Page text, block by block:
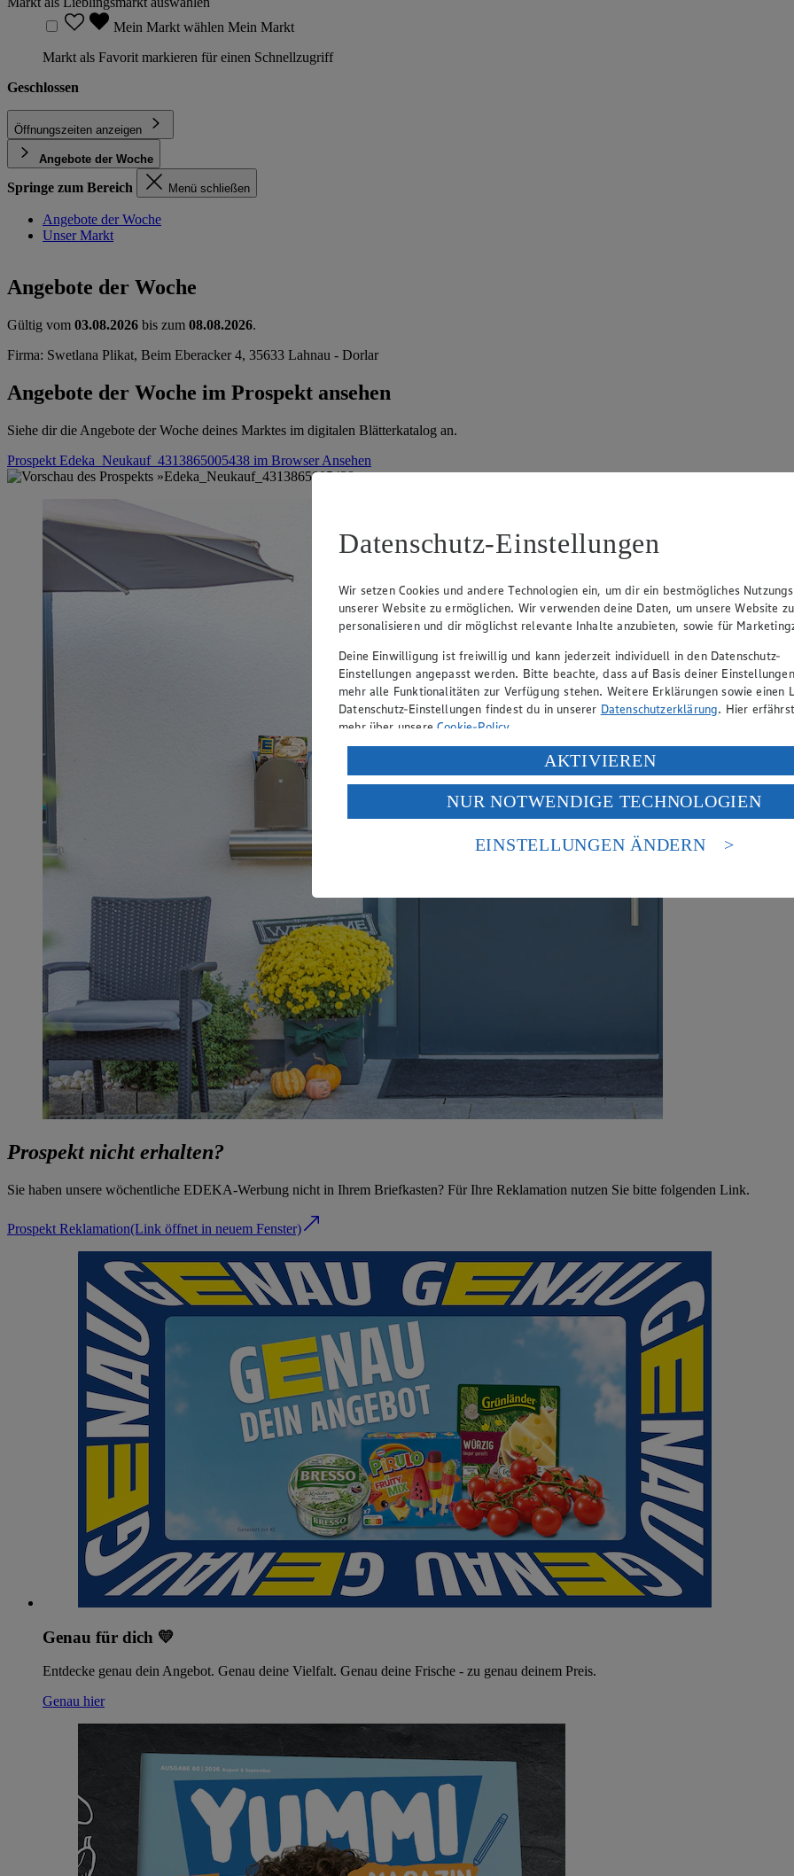
Mein Markt wählen Mein Markt
Markt als Favorit markieren für einen Schnellzugriff
Geschlossen
Öffnungszeiten anzeigen
Angebote der Woche
Springe zum Bereich Menü schließen
Angebote der Woche
Unser Markt
Angebote der Woche
Gültig vom 03.08.2026 bis zum 08.08.2026.
Firma: Swetlana Plikat, Beim Eberacker 4, 35633 Lahnau - Dorlar
Angebote der Woche im Prospekt ansehen
Siehe dir die Angebote der Woche deines Marktes im digitalen Blätterkatalog an.
Prospekt Edeka_Neukauf_4313865005438 im BrowserAnsehen
Prospekt nicht erhalten?
Sie haben unsere wöchentliche EDEKA-Werbung nicht in Ihrem Briefkasten? Für Ihre Reklamation nutzen Sie bitte folgenden Link.
Prospekt Reklamation(Link öffnet in neuem Fenster)
Genau für dich 💛
Entdecke genau dein Angebot. Genau deine Vielfalt. Genau deine Frische - zu genau deinem Preis.
Genau hier
Datenschutz-Einstellungen
Wir setzen Cookies und andere Technologien ein, um dir ein bestmögliches
unserer Website zu ermöglichen. Wir verwenden deine Daten, um unsere Website zu
personalisieren und dir möglichst relevante Inhalte anzubieten, sowie für
Deine Einwilligung ist freiwillig und kann jederzeit individuell in den Datenschutz-
Einstellungen angepasst werden. Bitte beachte, dass auf Basis deiner
mehr alle Funktionalitäten zur Verfügung stehen. Weitere Erklärungen sowie einen
Datenschutz-Einstellungen findest du in unserer Datenschutzerklärung. Hier
mehr über unsereCookie-Policy.
Verarbeitung deiner personenbezogenen Daten in den USA durch Facebook und
Wenn du auf „Aktivieren“ klickst, willigst du im Sinne des Art. 49 Abs. 1 Satz 1 lit.
ein, dass deine Daten in den USA verarbeitet werden. Der EuGH sieht die USA als
einem nach europäischen Standards nicht angemessenen Datenschutzniveau an. Es
Risiko eines Zugriffs durch US-amerikanische Behörden.
AKTIVIEREN
NUR NOTWENDIGE TECHNOLOGIEN
EINSTELLUNGEN ÄNDERN